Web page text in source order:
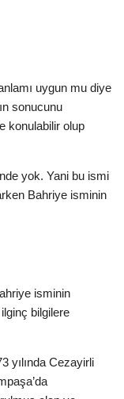
uygun mu diye
sonucunu
konulabilir olup
yok. Yani bu ismi
Bahriye isminin
isminin
bilgilere
yılında Cezayirli